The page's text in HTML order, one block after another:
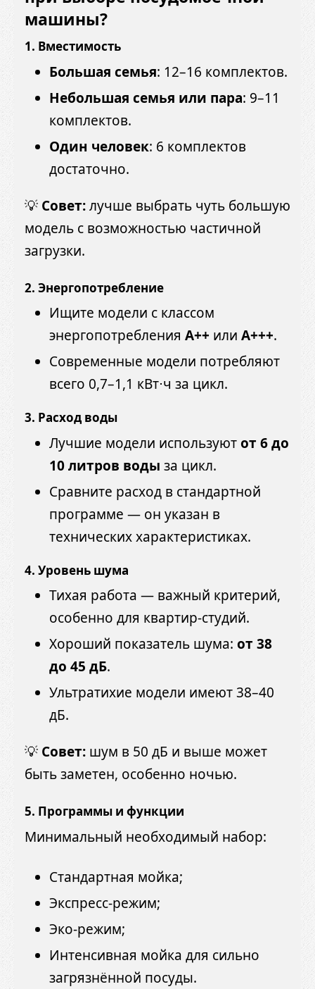
машины?
1. Вместимость
Большая семья: 12–16 комплектов.
Небольшая семья или пара: 9–11
комплектов.
Один человек: 6 комплектов
достаточно.
💡 Совет:лучше выбрать чуть большую
модель с возможностью частичной
загрузки.
2. Энергопотребление
Ищите модели с классом
энергопотребления A++ или A+++.
Современные модели потребляют
всего 0,7–1,1 кВт⋅ч за цикл.
3. Расход воды
Лучшие модели используютот 6 до
10 литров воды за цикл.
Сравните расход в стандартной
программе — он указан в
технических характеристиках.
4. Уровень шума
Тихая работа — важный критерий,
особенно для квартир-студий.
Хороший показатель шума: от 38
до 45 дБ.
Ультратихие модели имеют 38–40
дБ.
💡 Совет: шум в 50 дБ и выше может
быть заметен, особенно ночью.
5. Программы и функции
Минимальный необходимый набор:
Стандартная мойка;
Экспресс-режим;
Эко-режим;
Интенсивная мойка для сильно
загрязнённой посуды.